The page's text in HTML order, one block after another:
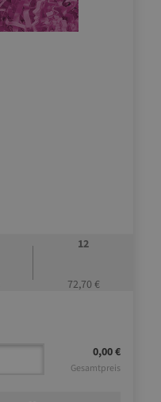
12
72,70 €
0,00 €
Gesamtpreis